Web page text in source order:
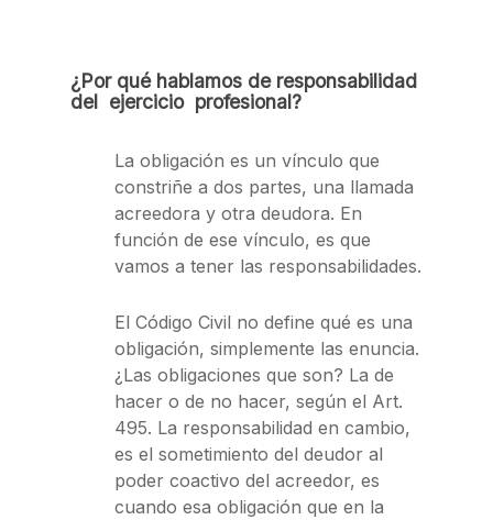
¿Por qué hablamos de responsabilidad
del ejercicio profesional?
La obligación es un vínculo que
constriñe a dos partes, una llamada
acreedora y otra deudora. En
función de ese vínculo, es que
vamos a tener las responsabilidades.
El Código Civil no define qué es una
obligación, simplemente las enuncia.
¿Las obligaciones que son? La de
hacer o de no hacer, según el Art.
495. La responsabilidad en cambio,
es el sometimiento del deudor al
poder coactivo del acreedor, es
cuando esa obligación que en la